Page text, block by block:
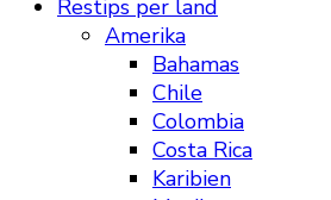
Restips per land
Amerika
Bahamas
Chile
Colombia
Costa Rica
Karibien